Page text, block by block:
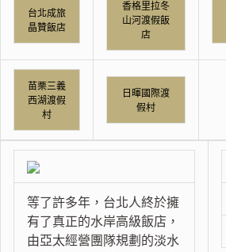
台北成旅
晶贊飯店
香格里拉冬
山河渡假飯
店
苗栗三義
西湖渡假
村
日暉國際渡
假村
等了許多年，台北人終於擁
有了真正的水岸高級飯店，
由亞太經營團隊規劃的淡水